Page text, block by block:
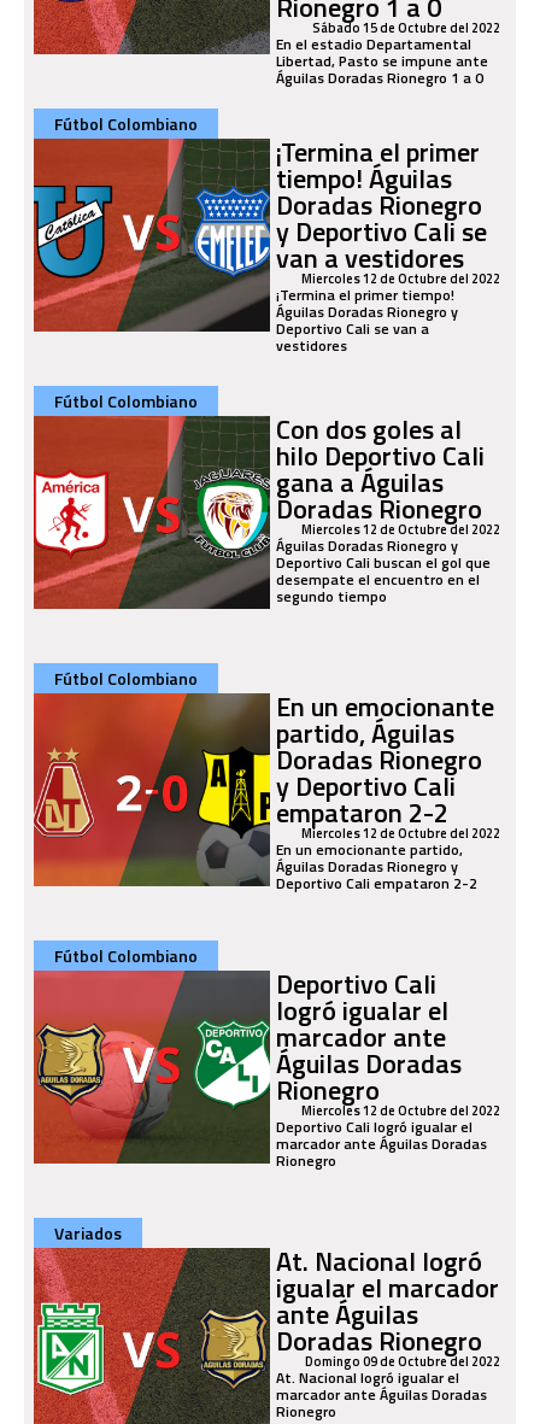
Sábado 15 de Octubre del 2022
En el estadio Departamental
Libertad, Pasto se impune ante
Águilas Doradas Rionegro 1 a 0
Fútbol Colombiano
¡Termina el primer
tiempo! Águilas
Doradas Rionegro
y Deportivo Cali se
van a vestidores
Miercoles 12 de Octubre del 2022
¡Termina el primer tiempo!
Águilas Doradas Rionegro y
Deportivo Cali se van a
vestidores
Fútbol Colombiano
Con dos goles al
hilo Deportivo Cali
gana a Águilas
Doradas Rionegro
Miercoles 12 de Octubre del 2022
Águilas Doradas Rionegro y
Deportivo Cali buscan el gol que
desempate el encuentro en el
segundo tiempo
Fútbol Colombiano
En un emocionante
partido, Águilas
Doradas Rionegro
y Deportivo Cali
empataron 2-2
Miercoles 12 de Octubre del 2022
En un emocionante partido,
Águilas Doradas Rionegro y
Deportivo Cali empataron 2-2
Fútbol Colombiano
Deportivo Cali
logró igualar el
marcador ante
Águilas Doradas
Rionegro
Miercoles 12 de Octubre del 2022
Deportivo Cali logró igualar el
marcador ante Águilas Doradas
Rionegro
Variados
At. Nacional logró
igualar el marcador
ante Águilas
Doradas Rionegro
Domingo 09 de Octubre del 2022
At. Nacional logró igualar el
marcador ante Águilas Doradas
Rionegro